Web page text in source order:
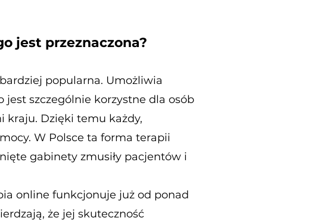
jest przeznaczona?
popularna. Umożliwia
szczególnie korzystne dla osób
kraju. Dzięki temu każdy,
W Polsce ta forma terapii
gabinety zmusiły pacjentów i
online funkcjonuje już od ponad
że jej skuteczność